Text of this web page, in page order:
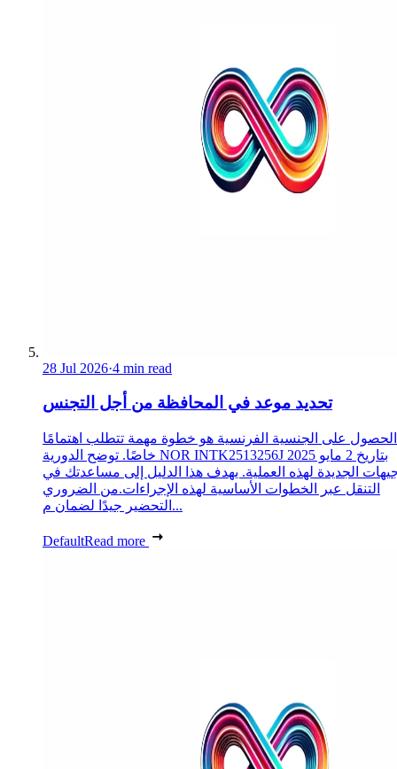
28 Jul 2026·4 min read
تحديد موعد في المحافظة من أجل التجنس
الحصول على الجنسية الفرنسية هو خطوة مهمة تتطلب اهتمامًا
خاصًا. توضح الدورية NOR INTK2513256J بتاريخ 2 مايو 2025
الجديدة لهذه العملية. يهدف هذا الدليل إلى مساعدتك في
التنقل عبر الخطوات الأساسية لهذه الإجراءات.من الضروري
التحضير جيدًا لضمان م...
DefaultRead more